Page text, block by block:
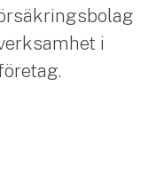
i